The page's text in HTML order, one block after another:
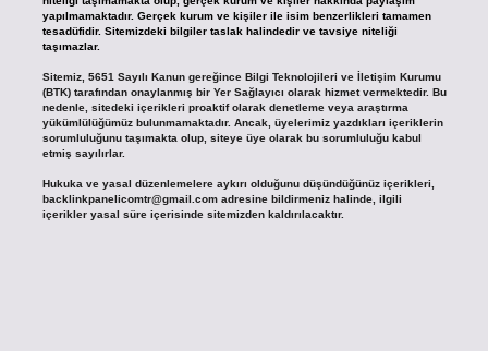
yapılmamaktadır. Gerçek kurum ve kişiler ile isim benzerlikleri tamamen
tesadüfidir. Sitemizdeki bilgiler taslak halindedir ve tavsiye niteliği
taşımazlar.
Sitemiz, 5651 Sayılı Kanun gereğince Bilgi Teknolojileri ve İletişim Kurumu
(BTK) tarafından onaylanmış bir Yer Sağlayıcı olarak hizmet vermektedir. Bu
nedenle, sitedeki içerikleri proaktif olarak denetleme veya araştırma
yükümlülüğümüz bulunmamaktadır. Ancak, üyelerimiz yazdıkları içeriklerin
sorumluluğunu taşımakta olup, siteye üye olarak bu sorumluluğu kabul
etmiş sayılırlar.
Hukuka ve yasal düzenlemelere aykırı olduğunu düşündüğünüz içerikleri,
backlinkpanelicomtr@gmail.comadresine bildirmeniz halinde, ilgili
içerikler yasal süre içerisinde sitemizden kaldırılacaktır.